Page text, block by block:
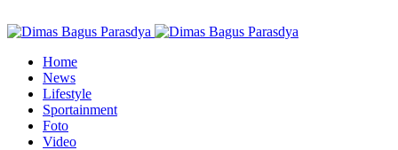
Home
News
Lifestyle
Sportainment
Foto
Video